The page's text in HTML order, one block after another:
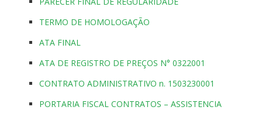
TERMO DE HOMOLOGAÇÃO
ATA FINAL
ATA DE REGISTRO DE PREÇOS N° 0322001
CONTRATO ADMINISTRATIVO n. 1503230001
PORTARIA FISCAL CONTRATOS – ASSISTENCIA